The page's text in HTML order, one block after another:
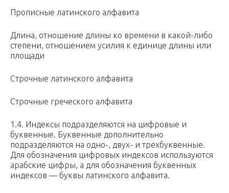
Прописные латинского алфавита
Длина, отношение длины ко времени в какой-либо
степени, отношением усилия к единице длины или
площади
Строчные латинского алфавита
Строчные греческого алфавита
1.4. Индексы подразделяются на цифровые и
буквенные. Буквенные дополнительно
подразделяются на одно-, двух- и трехбуквенные.
Для обозначения цифровых индексов используются
арабские цифры, а для обозначения буквенных
индексов — буквы латинского алфавита.